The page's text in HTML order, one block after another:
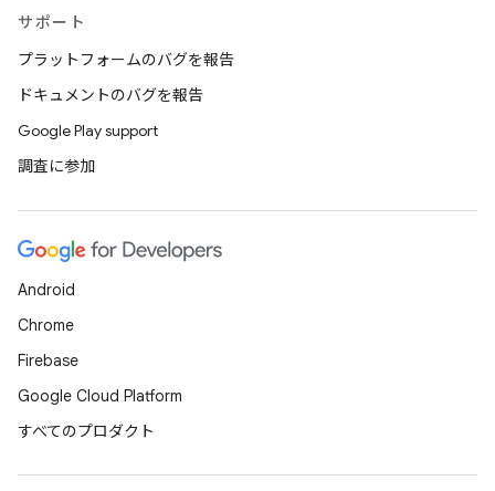
サポート
プラットフォームのバグを報告
ドキュメントのバグを報告
Google Play support
調査に参加
Android
Chrome
Firebase
Google Cloud Platform
すべてのプロダクト